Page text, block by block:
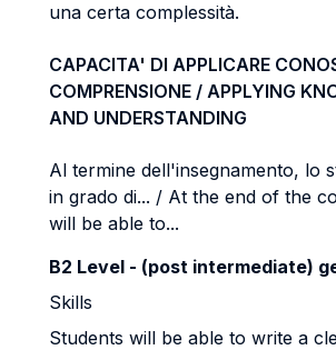
una certa complessità.
CAPACITA' DI APPLICARE
COMPRENSIONE / APPLYING
AND UNDERSTANDING
Al termine dell'insegnamento, lo
in grado di... / At the end of the
will be able to...
B2 Level - (post intermediate)
Skills
Students will be able to write a